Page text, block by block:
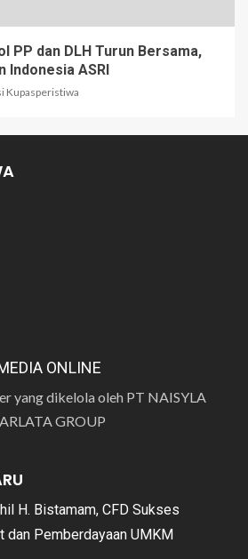
PP dan DLH Turun Bersama,
Indonesia ASRI
Kupasperistiwa
ONLINE
yang dikelola oleh PT NAISYLA
GROUP
H. Bistamam, CFD Sukses
dan Pemberdayaan UMKM